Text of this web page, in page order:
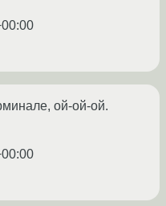
ой-ой-ой.